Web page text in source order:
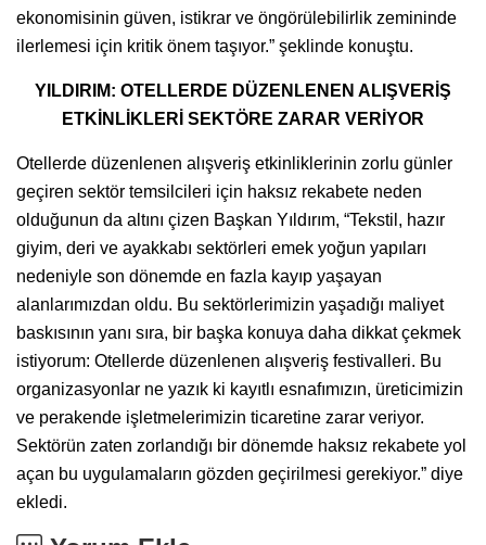
ekonomisinin güven, istikrar ve öngörülebilirlik zemininde
ilerlemesi için kritik önem taşıyor.” şeklinde konuştu.
YILDIRIM: OTELLERDE DÜZENLENEN ALIŞVERİŞ
ETKİNLİKLERİ SEKTÖRE ZARAR VERİYOR
Otellerde düzenlenen alışveriş etkinliklerinin zorlu günler
geçiren sektör temsilcileri için haksız rekabete neden
olduğunun da altını çizen Başkan Yıldırım, “Tekstil, hazır
giyim, deri ve ayakkabı sektörleri emek yoğun yapıları
nedeniyle son dönemde en fazla kayıp yaşayan
alanlarımızdan oldu. Bu sektörlerimizin yaşadığı maliyet
baskısının yanı sıra, bir başka konuya daha dikkat çekmek
istiyorum: Otellerde düzenlenen alışveriş festivalleri. Bu
organizasyonlar ne yazık ki kayıtlı esnafımızın, üreticimizin
ve perakende işletmelerimizin ticaretine zarar veriyor.
Sektörün zaten zorlandığı bir dönemde haksız rekabete yol
açan bu uygulamaların gözden geçirilmesi gerekiyor.” diye
ekledi.